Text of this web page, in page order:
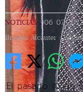
NOTICIAS | 06/07/2022
Brando Alcauter |
El pasado 10 de